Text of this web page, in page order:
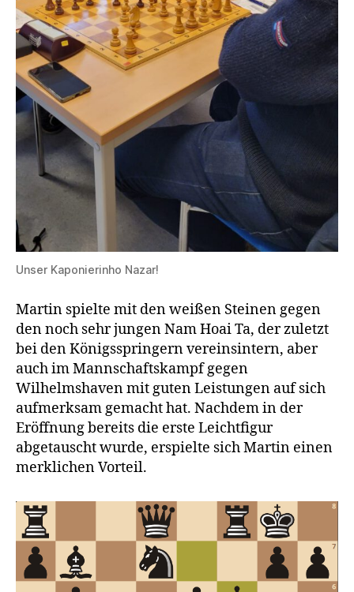
Unser Kaponierinho Nazar!
Martin spielte mit den weißen Steinen gegen
den noch sehr jungen Nam Hoai Ta, der zuletzt
bei den Königsspringern vereinsintern, aber
auch im Mannschaftskampf gegen
Wilhelmshaven mit guten Leistungen auf sich
aufmerksam gemacht hat. Nachdem in der
Eröffnung bereits die erste Leichtfigur
abgetauscht wurde, erspielte sich Martin einen
merklichen Vorteil.